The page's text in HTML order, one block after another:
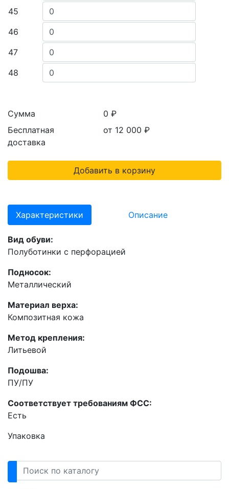
45
46
47
48
Сумма
Бесплатная
доставка
0 ₽
от 12 000 ₽
Добавить в корзину
Характеристики Описание
Вид обуви:
Полуботинки с перфорацией
Подносок:
Металлический
Материал верха:
Композитная кожа
Метод крепления:
Литьевой
Подошва:
ПУ/ПУ
Соответствует требованиям ФСС:
Есть
Упаковка